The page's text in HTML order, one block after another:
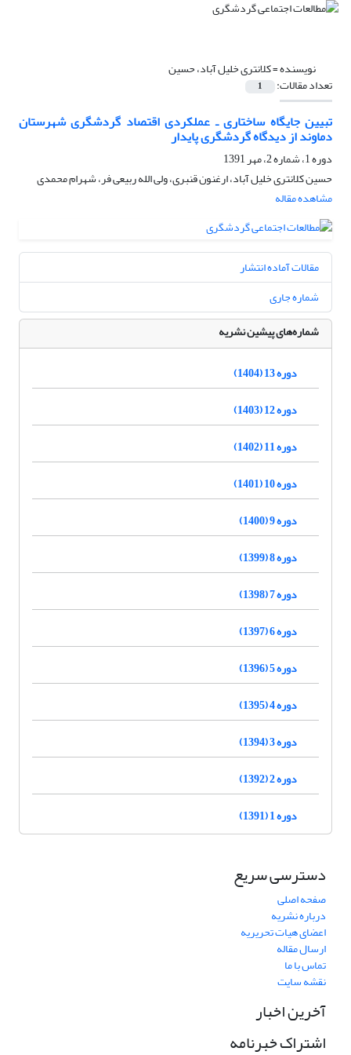
نویسنده =کلانتری خلیل آباد، حسین
تعداد مقالات: 1
تبیین جایگاه ساختاری ـ عملکردی اقتصاد گردشگری شهرستان
دماوند از دیدگاه گردشگری پایدار
دوره 1، شماره 2، مهر 1391
حسین کلانتری خلیل آباد، ارغنون قنبری، ولی الله ربیعی فر، شهرام محمدی
مشاهده مقاله
مقالات آماده انتشار
شماره جاری
شماره‌های پیشین نشریه
دوره 13 (1404)
دوره 12 (1403)
دوره 11 (1402)
دوره 10 (1401)
دوره 9 (1400)
دوره 8 (1399)
دوره 7 (1398)
دوره 6 (1397)
دوره 5 (1396)
دوره 4 (1395)
دوره 3 (1394)
دوره 2 (1392)
دوره 1 (1391)
دسترسی سریع
صفحه اصلی
درباره نشریه
اعضای هیات تحریریه
ارسال مقاله
تماس با ما
نقشه سایت
آخرین اخبار
اشتراک خبرنامه